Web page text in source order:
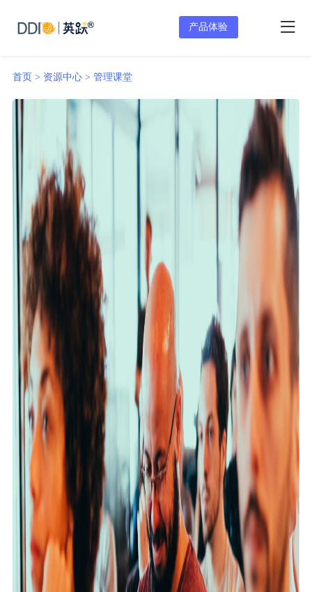
产品体验
首页 > 资源中心 > 管理课堂